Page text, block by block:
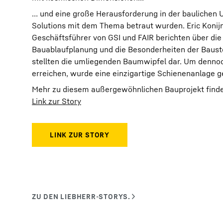
… und eine große Herausforderung in der baulichen
Solutions mit dem Thema betraut wurden. Eric
Geschäftsführer von GSI und FAIR berichten über
Bauablaufplanung und die Besonderheiten der
stellten die umliegenden Baumwipfel dar. Um
erreichen, wurde eine einzigartige Schienenanlage
Mehr zu diesem außergewöhnlichen Bauprojekt
Link zur Story